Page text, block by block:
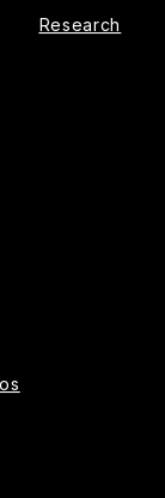
Research